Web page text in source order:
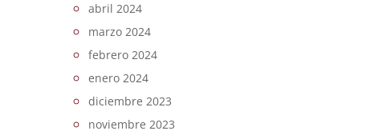
abril 2024
marzo 2024
febrero 2024
enero 2024
diciembre 2023
noviembre 2023